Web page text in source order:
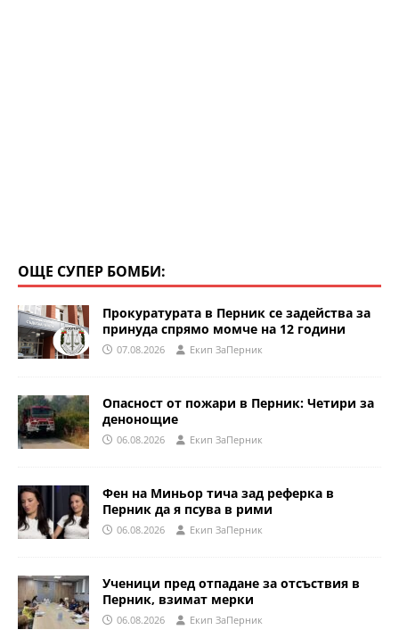
ОЩЕ СУПЕР БОМБИ:
Прокуратурата в Перник се задейства за
принуда спрямо момче на 12 години
07.08.2026 Eкип ЗаПерник
Опасност от пожари в Перник: Четири за
денонощие
06.08.2026 Eкип ЗаПерник
Фен на Миньор тича зад реферка в
Перник да я псува в рими
06.08.2026 Eкип ЗаПерник
Ученици пред отпадане за отсъствия в
Перник, взимат мерки
06.08.2026 Eкип ЗаПерник